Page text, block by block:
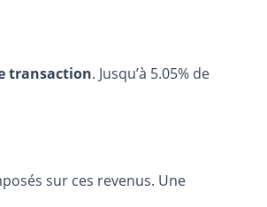
transaction. Jusqu’à 5.05% de
sur ces revenus. Une